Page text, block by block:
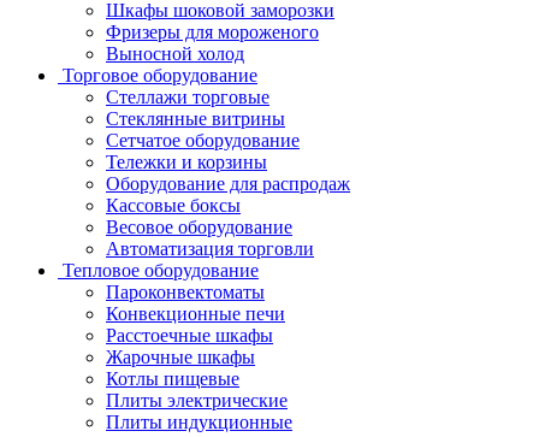
Шкафы шоковой заморозки
Фризеры для мороженого
Выносной холод
Торговое оборудование
Стеллажи торговые
Стеклянные витрины
Сетчатое оборудование
Тележки и корзины
Оборудование для распродаж
Кассовые боксы
Весовое оборудование
Автоматизация торговли
Тепловое оборудование
Пароконвектоматы
Конвекционные печи
Расстоечные шкафы
Жарочные шкафы
Котлы пищевые
Плиты электрические
Плиты индукционные